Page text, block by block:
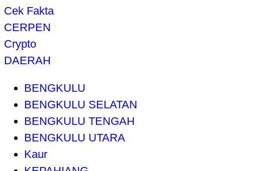
Cek Fakta
CERPEN
Crypto
DAERAH
BENGKULU
BENGKULU SELATAN
BENGKULU TENGAH
BENGKULU UTARA
Kaur